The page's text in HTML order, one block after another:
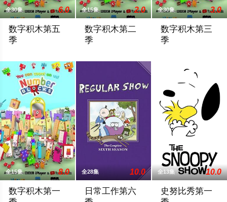
全30集 6.0
数字积木第五
季
全15集 2.0
数字积木第二
季
全30集 3.0
数字积木第三
季
全15集 8.0
数字积木第一
全28集 10.0
日常工作第六
全13集 10.0
史努比秀第一